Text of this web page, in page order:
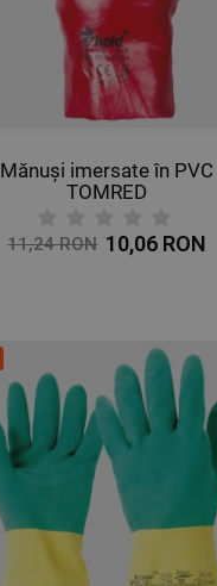
Mănuși imersate în PVC
TOMRED
11,24 RON 10,06 RON